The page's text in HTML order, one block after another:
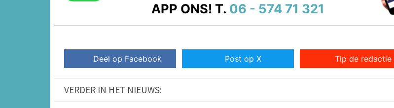
APP ONS! T. 06 - 574 71 321
Deel op Facebook Post op X Tip de redactie
VERDER IN HET NIEUWS: